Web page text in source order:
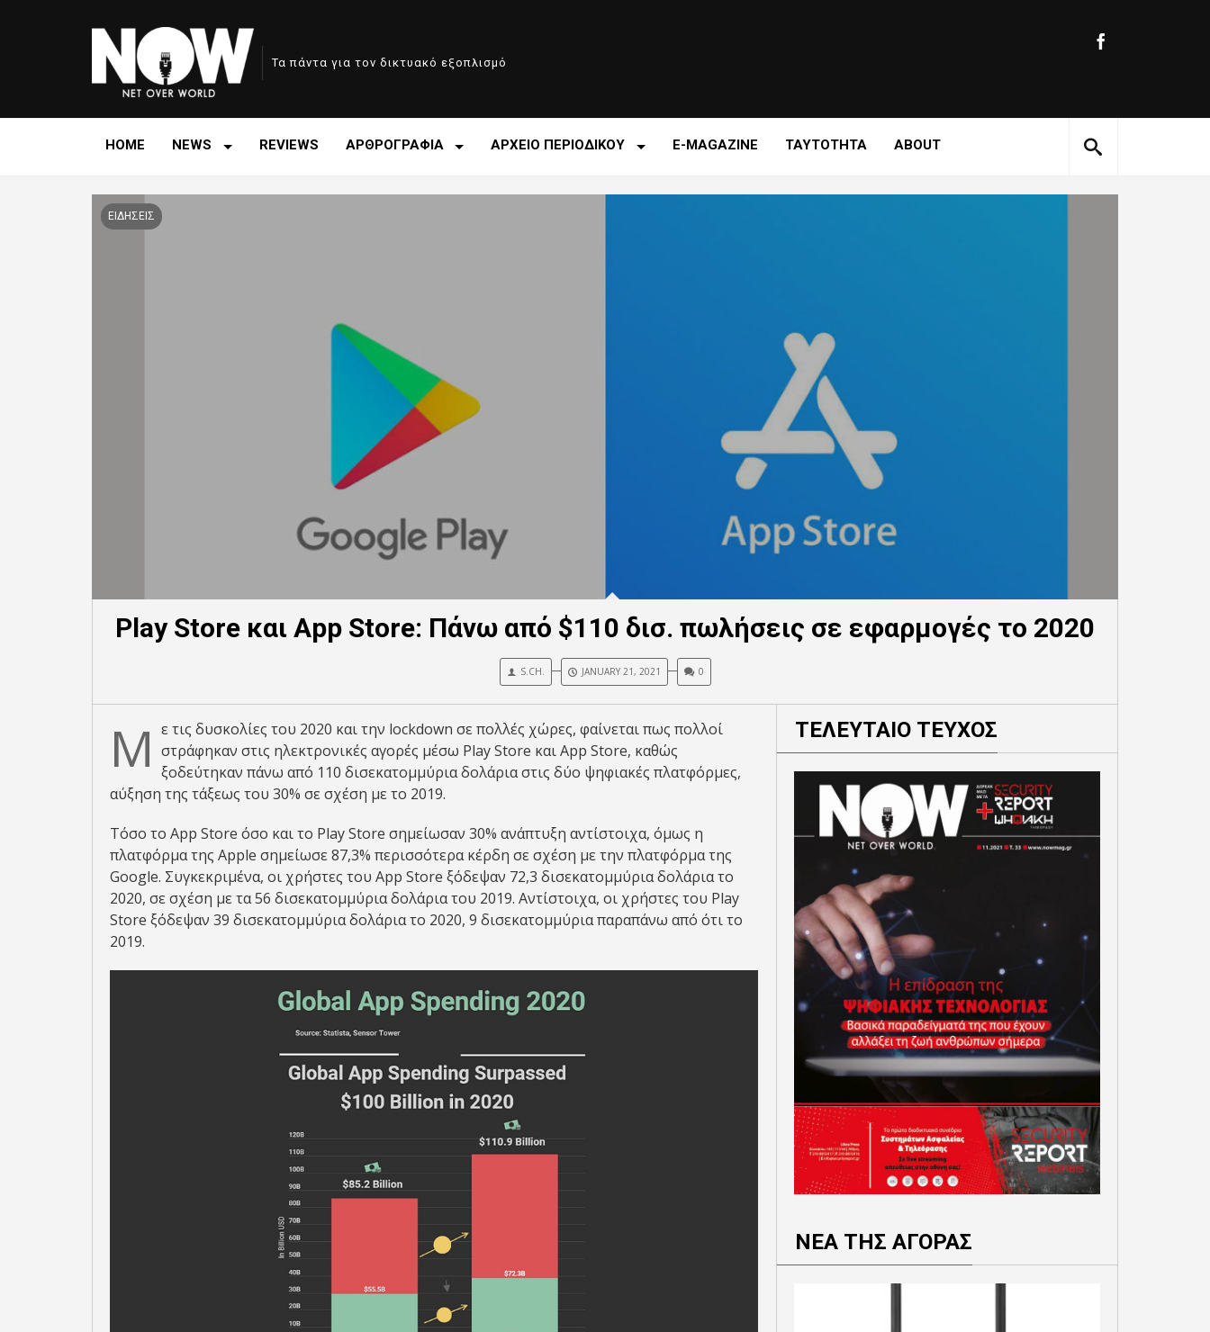
Τα πάντα για τον δικτυακό εξοπλισμό
HOME NEWS REVIEWS ΑΡΘΡΟΓΡΑΦΙΑ ΑΡΧΕΙΟ ΠΕΡΙΟΔΙΚΟΥ E-MAGAZINE ΤΑΥΤΟΤΗΤΑ ABOUT
ΕΙΔΗΣΕΙΣ
Play Store και App Store: Πάνω από $110 δισ. πωλήσεις σε εφαρμογές το 2020
S.CH. JANUARY 21, 2021 0
Μ ε τις δυσκολίες του 2020 και την lockdown σε πολλές χώρες, φαίνεται πως πολλοί
στράφηκαν στις ηλεκτρονικές αγορές μέσω Play Store και App Store, καθώς
ξοδεύτηκαν πάνω από 110 δισεκατομμύρια δολάρια στις δύο ψηφιακές πλατφόρμες,
αύξηση της τάξεως του 30% σε σχέση με το 2019.
Τόσο το App Store όσο και το Play Store σημείωσαν 30% ανάπτυξη αντίστοιχα, όμως η
πλατφόρμα της Apple σημείωσε 87,3% περισσότερα κέρδη σε σχέση με την πλατφόρμα της
Google. Συγκεκριμένα, οι χρήστες του App Store ξόδεψαν 72,3 δισεκατομμύρια δολάρια το
2020, σε σχέση με τα 56 δισεκατομμύρια δολάρια του 2019. Αντίστοιχα, οι χρήστες του Play
Store ξόδεψαν 39 δισεκατομμύρια δολάρια το 2020, 9 δισεκατομμύρια παραπάνω από ότι το
2019.
ΤΕΛΕΥΤΑΙΟ ΤΕΥΧΟΣ
ΝΕΑ ΤΗΣ ΑΓΟΡΑΣ